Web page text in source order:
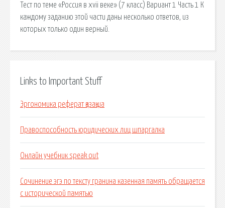
Тест по теме «Россия в xvii веке» (7 класс) Вариант 1 Часть 1 К
каждому заданию этой части даны несколько ответов, из
которых только один верный.
Links to Important Stuff
Эргономика реферат қазақша
Правоспособность юридических лиц шпаргалка
Онлайн учебник speak out
Сочинение эгэ по тексту гранина казенная память обращается
с исторической памятью